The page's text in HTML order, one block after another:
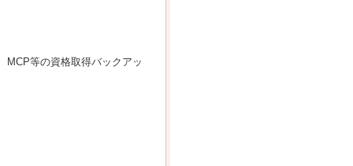
MCP等の資格取得バックアッ